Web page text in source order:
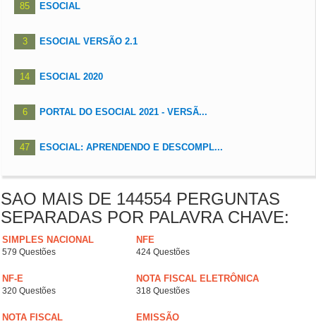
85 ESOCIAL
3 ESOCIAL VERSÃO 2.1
14 ESOCIAL 2020
6 PORTAL DO ESOCIAL 2021 - VERSÃ...
47 ESOCIAL: APRENDENDO E DESCOMPL...
SAO MAIS DE 144554 PERGUNTAS
SEPARADAS POR PALAVRA CHAVE:
SIMPLES NACIONAL
579 Questões
NFE
424 Questões
NF-E
320 Questões
NOTA FISCAL ELETRÔNICA
318 Questões
NOTA FISCAL EMISSÃO